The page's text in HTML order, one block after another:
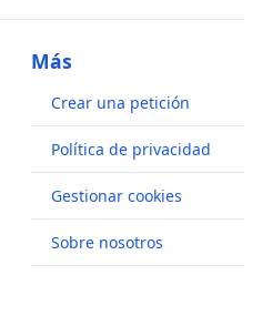
Más
Crear una petición
Política de privacidad
Gestionar cookies
Sobre nosotros